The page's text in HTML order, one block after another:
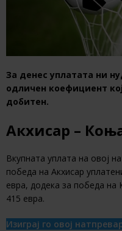
За денес уплатата ни
одличен коефициент
добитен.
Акхисар –
Вкупната уплата на овој
победа на Акхисар
евра, додека за победа
415 евра.
Изиграј го овој